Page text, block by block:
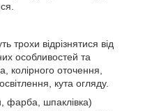
трохи відрізнятися від
особливостей та
колірного оточення,
кута огляду.
фарба, шпаклівка)